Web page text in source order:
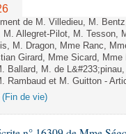
de M. Villedieu, M.
M. Allegret-Pilot, M. Tesson,
M. Dragon, Mme Ranc,
Girard, Mme Sicard,
Ballard, M. de
Rambaud et M. Guitton -
de vie)